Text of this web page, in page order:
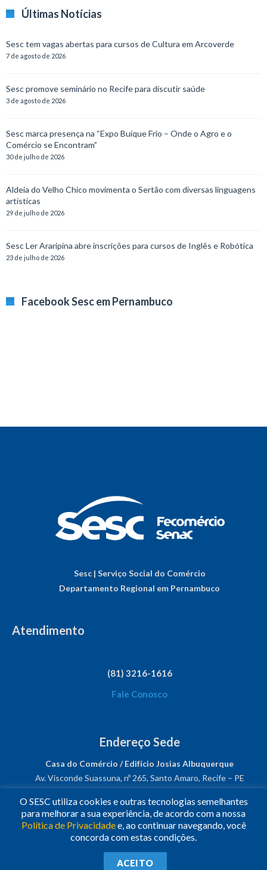
Últimas Notícias
Sesc tem vagas abertas para cursos de Cultura em Arcoverde
7 de agosto de 2026
Sesc promove seminário no Recife para discutir saúde
3 de agosto de 2026
Sesc marca presença na “Expo Buíque Frio – Onde o Agro e o
Comércio se Encontram”
30 de julho de 2026
Aldeia do Velho Chico movimenta o Sertão com diversas linguagens
artísticas
29 de julho de 2026
Sesc Ler Araripina abre inscrições para cursos de Inglês e Robótica
23 de julho de 2026
Facebook Sesc em Pernambuco
Sesc | Serviço Social do Comércio
Departamento Regional em Pernambuco
Atendimento
(81) 3216-1616
Fale Conosco
Endereço Sede
Casa do Comércio / Edifício Josias Albuquerque
Av. Visconde Suassuna, nº 265, Santo Amaro, Recife – PE
CNPJ: 03.482.931/0001-61
Siga-nos!
Todos os Direitos Reservados.
O SESC utiliza cookies e outras tecnologias semelhantes
para melhorar a sua experiência, de acordo com a nossa
Política de Privacidadee, ao continuar navegando, você
concorda com estas condições.
ACEITO